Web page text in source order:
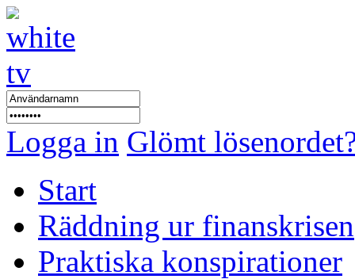
Logga in Glömt
Start
Räddning ur finanskrisen
Praktiska konspirationer